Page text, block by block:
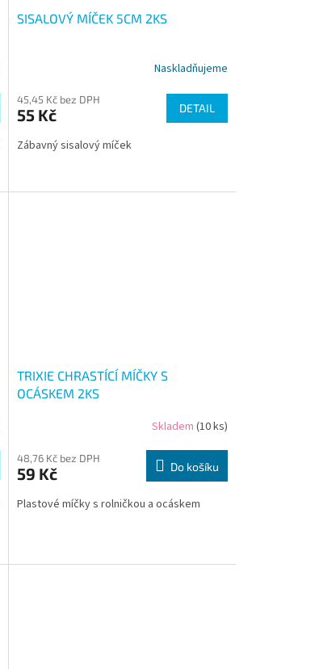
SISALOVÝ MÍČEK 5CM 2KS
Naskladňujeme
45,45 Kč bez DPH
55 Kč DETAIL
Zábavný sisalový míček
TRIXIE CHRASTÍCÍ MÍČKY S
OCÁSKEM 2KS
Skladem (10 ks)
48,76 Kč bez DPH
59 Kč Do košíku
Plastové míčky s rolničkou a ocáskem